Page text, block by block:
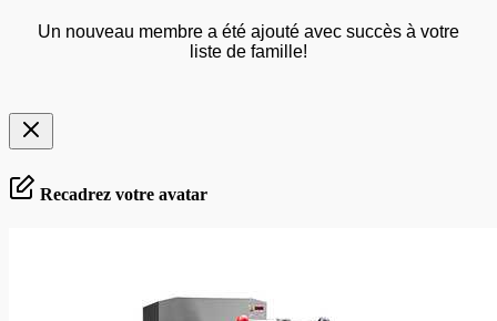
Un nouveau membre a été ajouté avec succès à votre
liste de famille!
Recadrez votre avatar